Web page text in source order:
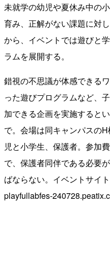
未就学の幼児や夏休み中の
育み、正解がない課題に対
から、イベントでは遊びと
ラムを展開する。
錯視の不思議が体感できる
った遊びプログラムなど、
加できる企画を実施すると
で。会場は同キャンパスの
児と小学生、保護者。参加
で、保護者同伴である必要
ばならない。イベントサイ
playfullabfes-